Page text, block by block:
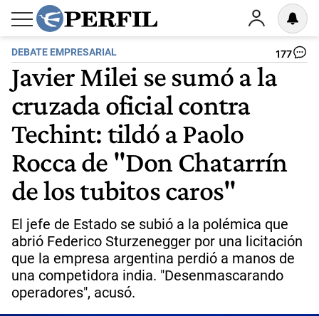
DEBATE EMPRESARIAL 177
Javier Milei se sumó a la
cruzada oficial contra
Techint: tildó a Paolo
Rocca de "Don Chatarrín
de los tubitos caros"
El jefe de Estado se subió a la polémica que
abrió Federico Sturzenegger por una licitación
que la empresa argentina perdió a manos de
una competidora india. "Desenmascarando
operadores", acusó.